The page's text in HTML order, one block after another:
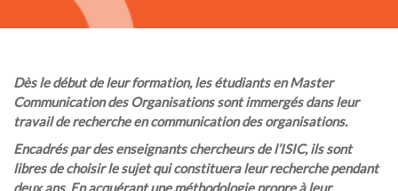
Dès le début de leur formation, les étudiants en Master
Communication des Organisations sont immergés dans leur
travail de recherche en communication des organisations.
Encadrés par des enseignants chercheurs de l’ISIC, ils sont
libres de choisir le sujet qui constituera leur recherche pendant
deux ans. En acquérant une méthodologie propre à leur